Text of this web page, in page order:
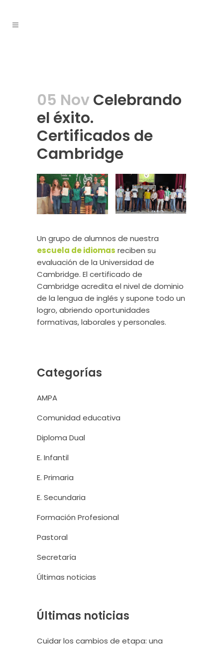
05 NovCelebrando
el éxito.
Certificados de
Cambridge
Un grupo de alumnos de nuestra
escuela de idiomas reciben su
evaluación de la Universidad de
Cambridge. El certificado de
Cambridge acredita el nivel de dominio
de la lengua de inglés y supone todo un
logro, abriendo oportunidades
formativas, laborales y personales.
Categorías
AMPA
Comunidad educativa
Diploma Dual
E. Infantil
E. Primaria
E. Secundaria
Formación Profesional
Pastoral
Secretaría
Últimas noticias
Últimas noticias
Cuidar los cambios de etapa: una